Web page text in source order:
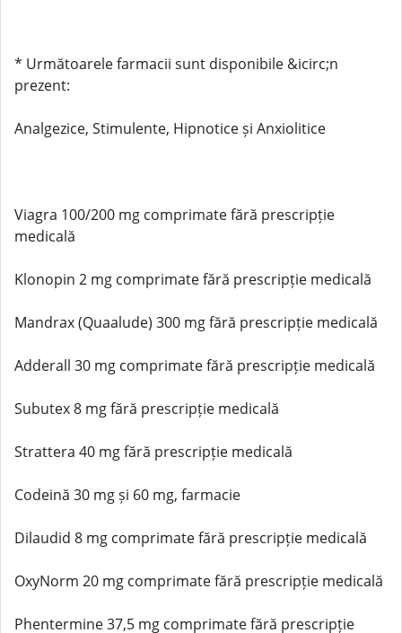
* Următoarele farmacii sunt disponibile &icirc;n
prezent:
Analgezice, Stimulente, Hipnotice și Anxiolitice
Viagra 100/200 mg comprimate fără prescripție
medicală
Klonopin 2 mg comprimate fără prescripție medicală
Mandrax (Quaalude) 300 mg fără prescripție medicală
Adderall 30 mg comprimate fără prescripție medicală
Subutex 8 mg fără prescripție medicală
Strattera 40 mg fără prescripție medicală
Codeină 30 mg și 60 mg, farmacie
Dilaudid 8 mg comprimate fără prescripție medicală
OxyNorm 20 mg comprimate fără prescripție medicală
Phentermine 37,5 mg comprimate fără prescripție